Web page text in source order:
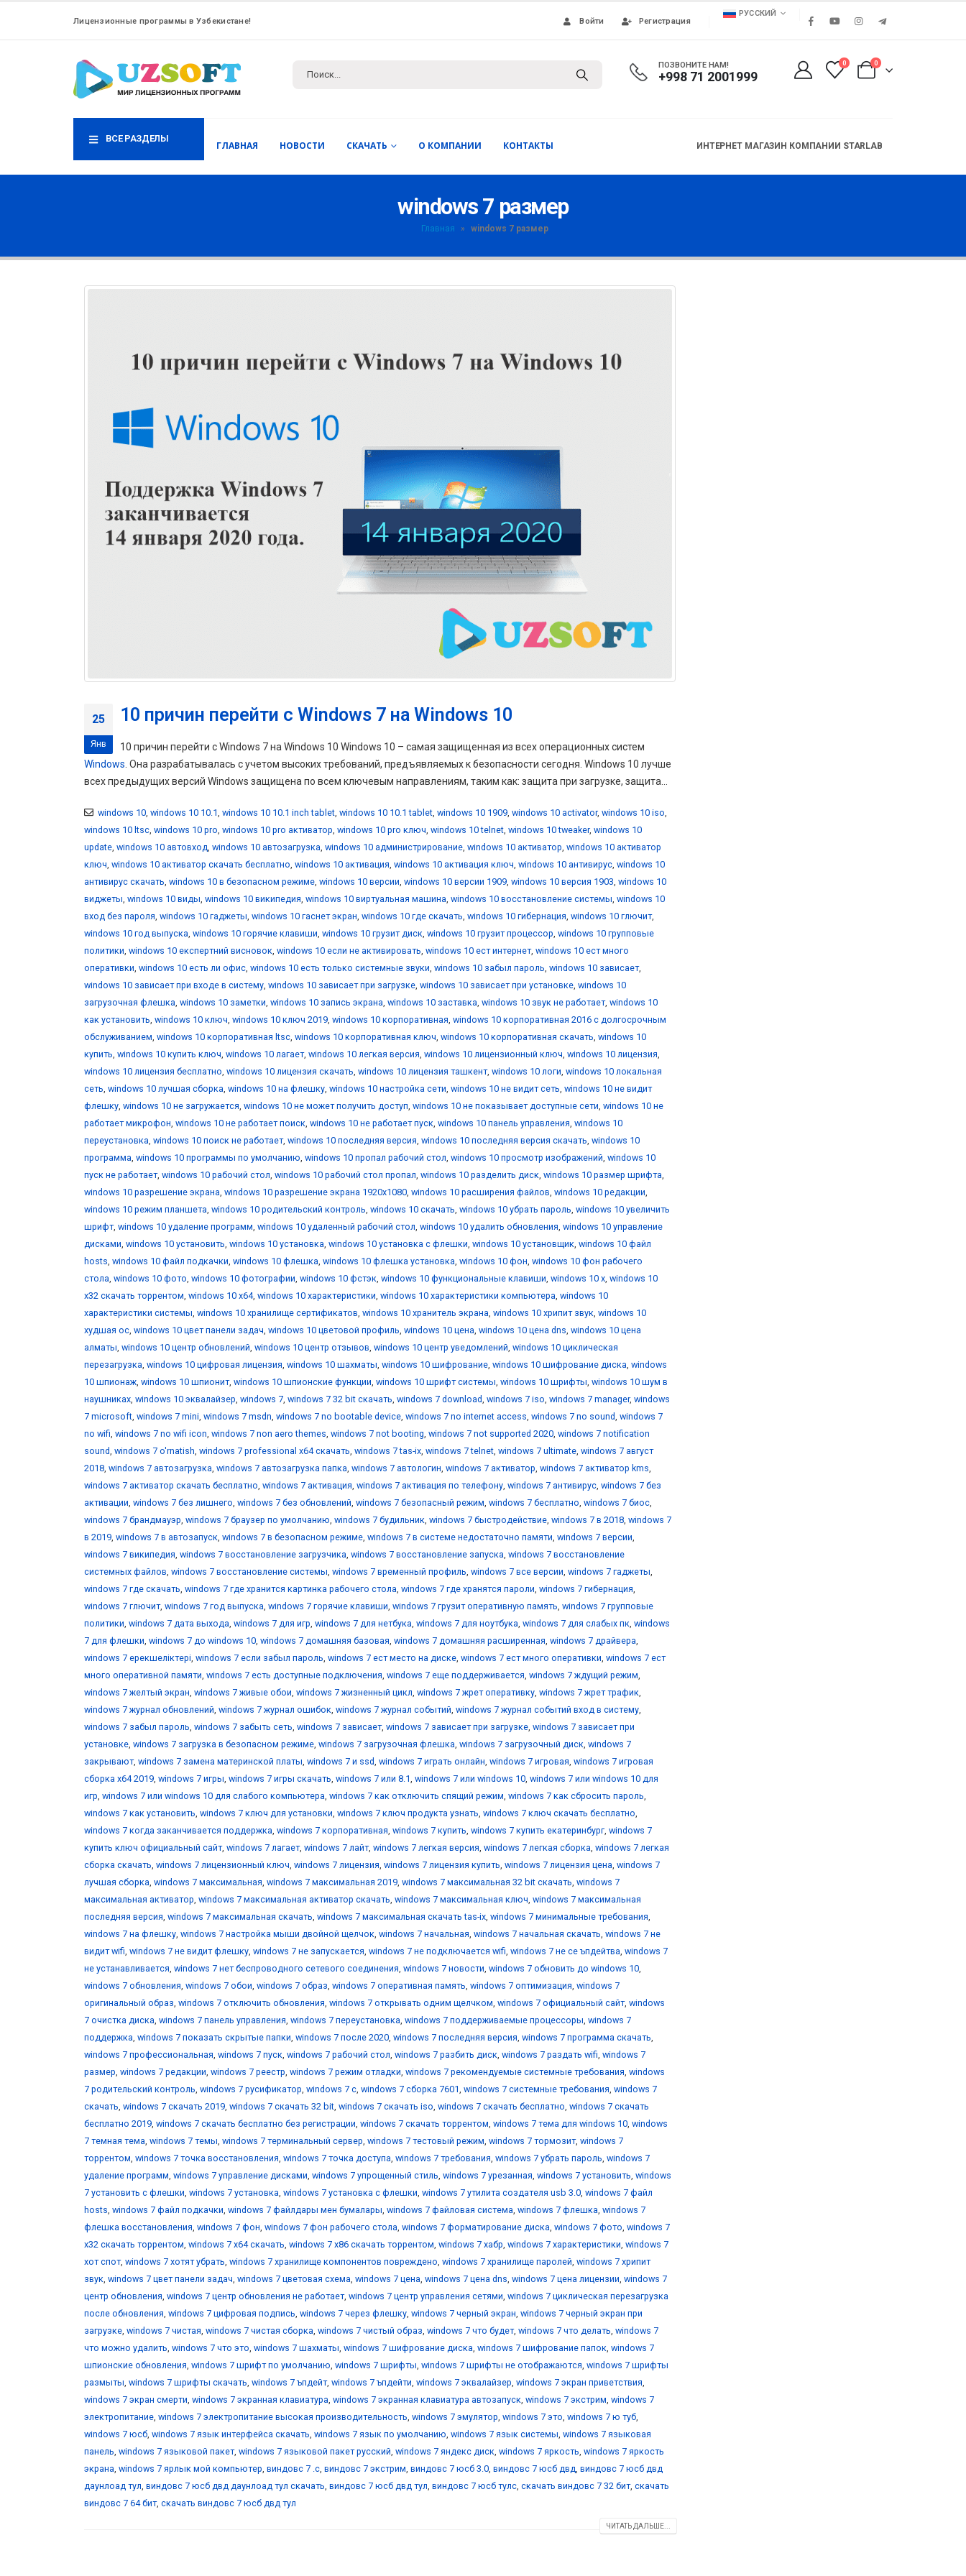
Лицензионные программы в Узбекистане! Войти Регистрация
РУССКИЙ
ПОЗВОНИТЕ НАМ!
+998 71 2001999
0 0
ВСЕ РАЗДЕЛЫ
ГЛАВНАЯ НОВОСТИ СКАЧАТЬ О КОМПАНИИ КОНТАКТЫ ИНТЕРНЕТ МАГАЗИН КОМПАНИИ STARLAB
windows 7 размер
Главная » windows 7 размер
25
Янв
10 причин перейти с Windows 7 на Windows 10
10 причин перейти с Windows 7 на Windows 10 Windows 10 – самая защищенная из всех операционных систем
Windows . Она разрабатывалась с учетом высоких требований, предъявляемых к безопасности сегодня. Windows 10 лучше
всех предыдущих версий Windows защищена по всем ключевым направлениям, таким как: защита при загрузке, защита...
windows 10, windows 10 10.1, windows 10 10.1 inch tablet, windows 10 10.1 tablet, windows 10 1909, windows 10 activator, windows 10 iso,
windows 10 ltsc, windows 10 pro, windows 10 pro активатор, windows 10 pro ключ, windows 10 telnet, windows 10 tweaker, windows 10
update, windows 10 автовход, windows 10 автозагрузка, windows 10 администрирование, windows 10 активатор, windows 10 активатор
ключ, windows 10 активатор скачать бесплатно, windows 10 активация, windows 10 активация ключ, windows 10 антивирус, windows 10
антивирус скачать, windows 10 в безопасном режиме, windows 10 версии, windows 10 версии 1909, windows 10 версия 1903, windows 10
виджеты, windows 10 виды, windows 10 википедия, windows 10 виртуальная машина, windows 10 восстановление системы, windows 10
вход без пароля, windows 10 гаджеты, windows 10 гаснет экран, windows 10 где скачать, windows 10 гибернация, windows 10 глючит,
windows 10 год выпуска, windows 10 горячие клавиши, windows 10 грузит диск, windows 10 грузит процессор, windows 10 групповые
политики, windows 10 експертний висновок, windows 10 если не активировать, windows 10 ест интернет, windows 10 ест много
оперативки, windows 10 есть ли офис, windows 10 есть только системные звуки, windows 10 забыл пароль, windows 10 зависает,
windows 10 зависает при входе в систему, windows 10 зависает при загрузке, windows 10 зависает при установке, windows 10
загрузочная флешка, windows 10 заметки, windows 10 запись экрана, windows 10 заставка, windows 10 звук не работает, windows 10
как установить, windows 10 ключ, windows 10 ключ 2019, windows 10 корпоративная, windows 10 корпоративная 2016 с долгосрочным
обслуживанием, windows 10 корпоративная ltsc, windows 10 корпоративная ключ, windows 10 корпоративная скачать, windows 10
купить, windows 10 купить ключ, windows 10 лагает, windows 10 легкая версия, windows 10 лицензионный ключ, windows 10 лицензия,
windows 10 лицензия бесплатно, windows 10 лицензия скачать, windows 10 лицензия ташкент, windows 10 логи, windows 10 локальная
сеть, windows 10 лучшая сборка, windows 10 на флешку, windows 10 настройка сети, windows 10 не видит сеть, windows 10 не видит
флешку, windows 10 не загружается, windows 10 не может получить доступ, windows 10 не показывает доступные сети, windows 10 не
работает микрофон, windows 10 не работает поиск, windows 10 не работает пуск, windows 10 панель управления, windows 10
переустановка, windows 10 поиск не работает, windows 10 последняя версия, windows 10 последняя версия скачать, windows 10
программа, windows 10 программы по умолчанию, windows 10 пропал рабочий стол, windows 10 просмотр изображений, windows 10
пуск не работает, windows 10 рабочий стол, windows 10 рабочий стол пропал, windows 10 разделить диск, windows 10 размер шрифта,
windows 10 разрешение экрана, windows 10 разрешение экрана 1920x1080, windows 10 расширения файлов, windows 10 редакции,
windows 10 режим планшета, windows 10 родительский контроль, windows 10 скачать, windows 10 убрать пароль, windows 10 увеличить
шрифт, windows 10 удаление программ, windows 10 удаленный рабочий стол, windows 10 удалить обновления, windows 10 управление
дисками, windows 10 установить, windows 10 установка, windows 10 установка с флешки, windows 10 установщик, windows 10 файл
hosts, windows 10 файл подкачки, windows 10 флешка, windows 10 флешка установка, windows 10 фон, windows 10 фон рабочего
стола, windows 10 фото, windows 10 фотографии, windows 10 фстэк, windows 10 функциональные клавиши, windows 10 х, windows 10
х32 скачать торрентом, windows 10 х64, windows 10 характеристики, windows 10 характеристики компьютера, windows 10
характеристики системы, windows 10 хранилище сертификатов, windows 10 хранитель экрана, windows 10 хрипит звук, windows 10
худшая ос, windows 10 цвет панели задач, windows 10 цветовой профиль, windows 10 цена, windows 10 цена dns, windows 10 цена
алматы, windows 10 центр обновлений, windows 10 центр отзывов, windows 10 центр уведомлений, windows 10 циклическая
перезагрузка, windows 10 цифровая лицензия, windows 10 шахматы, windows 10 шифрование, windows 10 шифрование диска, windows
10 шпионаж, windows 10 шпионит, windows 10 шпионские функции, windows 10 шрифт системы, windows 10 шрифты, windows 10 шум в
наушниках, windows 10 эквалайзер, windows 7, windows 7 32 bit скачать, windows 7 download, windows 7 iso, windows 7 manager, windows
7 microsoft, windows 7 mini, windows 7 msdn, windows 7 no bootable device, windows 7 no internet access, windows 7 no sound, windows 7
no wifi, windows 7 no wifi icon, windows 7 non aero themes, windows 7 not booting, windows 7 not supported 2020, windows 7 notification
sound, windows 7 o'rnatish, windows 7 professional x64 скачать, windows 7 tas-ix, windows 7 telnet, windows 7 ultimate, windows 7 август
2018, windows 7 автозагрузка, windows 7 автозагрузка папка, windows 7 автологин, windows 7 активатор, windows 7 активатор kms,
windows 7 активатор скачать бесплатно, windows 7 активация, windows 7 активация по телефону, windows 7 антивирус, windows 7 без
активации, windows 7 без лишнего, windows 7 без обновлений, windows 7 безопасный режим, windows 7 бесплатно, windows 7 биос,
windows 7 брандмауэр, windows 7 браузер по умолчанию, windows 7 будильник, windows 7 быстродействие, windows 7 в 2018, windows 7
в 2019, windows 7 в автозапуск, windows 7 в безопасном режиме, windows 7 в системе недостаточно памяти, windows 7 версии,
windows 7 википедия, windows 7 восстановление загрузчика, windows 7 восстановление запуска, windows 7 восстановление
системных файлов, windows 7 восстановление системы, windows 7 временный профиль, windows 7 все версии, windows 7 гаджеты,
windows 7 где скачать, windows 7 где хранится картинка рабочего стола, windows 7 где хранятся пароли, windows 7 гибернация,
windows 7 глючит, windows 7 год выпуска, windows 7 горячие клавиши, windows 7 грузит оперативную память, windows 7 групповые
политики, windows 7 дата выхода, windows 7 для игр, windows 7 для нетбука, windows 7 для ноутбука, windows 7 для слабых пк, windows
7 для флешки, windows 7 до windows 10, windows 7 домашняя базовая, windows 7 домашняя расширенная, windows 7 драйвера,
windows 7 ерекшеліктері, windows 7 если забыл пароль, windows 7 ест место на диске, windows 7 ест много оперативки, windows 7 ест
много оперативной памяти, windows 7 есть доступные подключения, windows 7 еще поддерживается, windows 7 ждущий режим,
windows 7 желтый экран, windows 7 живые обои, windows 7 жизненный цикл, windows 7 жрет оперативку, windows 7 жрет трафик,
windows 7 журнал обновлений, windows 7 журнал ошибок, windows 7 журнал событий, windows 7 журнал событий вход в систему,
windows 7 забыл пароль, windows 7 забыть сеть, windows 7 зависает, windows 7 зависает при загрузке, windows 7 зависает при
установке, windows 7 загрузка в безопасном режиме, windows 7 загрузочная флешка, windows 7 загрузочный диск, windows 7
закрывают, windows 7 замена материнской платы, windows 7 и ssd, windows 7 играть онлайн, windows 7 игровая, windows 7 игровая
сборка x64 2019, windows 7 игры, windows 7 игры скачать, windows 7 или 8.1, windows 7 или windows 10, windows 7 или windows 10 для
игр, windows 7 или windows 10 для слабого компьютера, windows 7 как отключить спящий режим, windows 7 как сбросить пароль,
windows 7 как установить, windows 7 ключ для установки, windows 7 ключ продукта узнать, windows 7 ключ скачать бесплатно,
windows 7 когда заканчивается поддержка, windows 7 корпоративная, windows 7 купить, windows 7 купить екатеринбург, windows 7
купить ключ официальный сайт, windows 7 лагает, windows 7 лайт, windows 7 легкая версия, windows 7 легкая сборка, windows 7 легкая
сборка скачать, windows 7 лицензионный ключ, windows 7 лицензия, windows 7 лицензия купить, windows 7 лицензия цена, windows 7
лучшая сборка, windows 7 максимальная, windows 7 максимальная 2019, windows 7 максимальная 32 bit скачать, windows 7
максимальная активатор, windows 7 максимальная активатор скачать, windows 7 максимальная ключ, windows 7 максимальная
последняя версия, windows 7 максимальная скачать, windows 7 максимальная скачать tas-ix, windows 7 минимальные требования,
windows 7 на флешку, windows 7 настройка мыши двойной щелчок, windows 7 начальная, windows 7 начальная скачать, windows 7 не
видит wifi, windows 7 не видит флешку, windows 7 не запускается, windows 7 не подключается wifi, windows 7 не се ъпдейтва, windows 7
не устанавливается, windows 7 нет беспроводного сетевого соединения, windows 7 новости, windows 7 обновить до windows 10,
windows 7 обновления, windows 7 обои, windows 7 образ, windows 7 оперативная память, windows 7 оптимизация, windows 7
оригинальный образ, windows 7 отключить обновления, windows 7 открывать одним щелчком, windows 7 официальный сайт, windows
7 очистка диска, windows 7 панель управления, windows 7 переустановка, windows 7 поддерживаемые процессоры, windows 7
поддержка, windows 7 показать скрытые папки, windows 7 после 2020, windows 7 последняя версия, windows 7 программа скачать,
windows 7 профессиональная, windows 7 пуск, windows 7 рабочий стол, windows 7 разбить диск, windows 7 раздать wifi, windows 7
размер, windows 7 редакции, windows 7 реестр, windows 7 режим отладки, windows 7 рекомендуемые системные требования, windows
7 родительский контроль, windows 7 русификатор, windows 7 с, windows 7 сборка 7601, windows 7 системные требования, windows 7
скачать, windows 7 скачать 2019, windows 7 скачать 32 bit, windows 7 скачать iso, windows 7 скачать бесплатно, windows 7 скачать
бесплатно 2019, windows 7 скачать бесплатно без регистрации, windows 7 скачать торрентом, windows 7 тема для windows 10, windows
7 темная тема, windows 7 темы, windows 7 терминальный сервер, windows 7 тестовый режим, windows 7 тормозит, windows 7
торрентом, windows 7 точка восстановления, windows 7 точка доступа, windows 7 требования, windows 7 убрать пароль, windows 7
удаление программ, windows 7 управление дисками, windows 7 упрощенный стиль, windows 7 урезанная, windows 7 установить, windows
7 установить с флешки, windows 7 установка, windows 7 установка с флешки, windows 7 утилита создателя usb 3.0, windows 7 файл
hosts, windows 7 файл подкачки, windows 7 файлдары мен бумалары, windows 7 файловая система, windows 7 флешка, windows 7
флешка восстановления, windows 7 фон, windows 7 фон рабочего стола, windows 7 форматирование диска, windows 7 фото, windows 7
х32 скачать торрентом, windows 7 х64 скачать, windows 7 х86 скачать торрентом, windows 7 хабр, windows 7 характеристики, windows 7
хот спот, windows 7 хотят убрать, windows 7 хранилище компонентов повреждено, windows 7 хранилище паролей, windows 7 хрипит
звук, windows 7 цвет панели задач, windows 7 цветовая схема, windows 7 цена, windows 7 цена dns, windows 7 цена лицензии, windows 7
центр обновления, windows 7 центр обновления не работает, windows 7 центр управления сетями, windows 7 циклическая перезагрузка
после обновления, windows 7 цифровая подпись, windows 7 через флешку, windows 7 черный экран, windows 7 черный экран при
загрузке, windows 7 чистая, windows 7 чистая сборка, windows 7 чистый образ, windows 7 что будет, windows 7 что делать, windows 7
что можно удалить, windows 7 что это, windows 7 шахматы, windows 7 шифрование диска, windows 7 шифрование папок, windows 7
шпионские обновления, windows 7 шрифт по умолчанию, windows 7 шрифты, windows 7 шрифты не отображаются, windows 7 шрифты
размыты, windows 7 шрифты скачать, windows 7 ъпдейт, windows 7 ъпдейти, windows 7 эквалайзер, windows 7 экран приветствия,
windows 7 экран смерти, windows 7 экранная клавиатура, windows 7 экранная клавиатура автозапуск, windows 7 экстрим, windows 7
электропитание, windows 7 электропитание высокая производительность, windows 7 эмулятор, windows 7 это, windows 7 ю туб,
windows 7 юсб, windows 7 язык интерфейса скачать, windows 7 язык по умолчанию, windows 7 язык системы, windows 7 языковая
панель, windows 7 языковой пакет, windows 7 языковой пакет русский, windows 7 яндекс диск, windows 7 яркость, windows 7 яркость
экрана, windows 7 ярлык мой компьютер, виндовс 7 .с, виндовс 7 экстрим, виндовс 7 юсб 3.0, виндовс 7 юсб двд, виндовс 7 юсб двд
даунлоад тул, виндовс 7 юсб двд даунлоад тул скачать, виндовс 7 юсб двд тул, виндовс 7 юсб тулс, скачать виндовс 7 32 бит, скачать
виндовс 7 64 бит, скачать виндовс 7 юсб двд тул
ЧИТАТЬ ДАЛЬШЕ...